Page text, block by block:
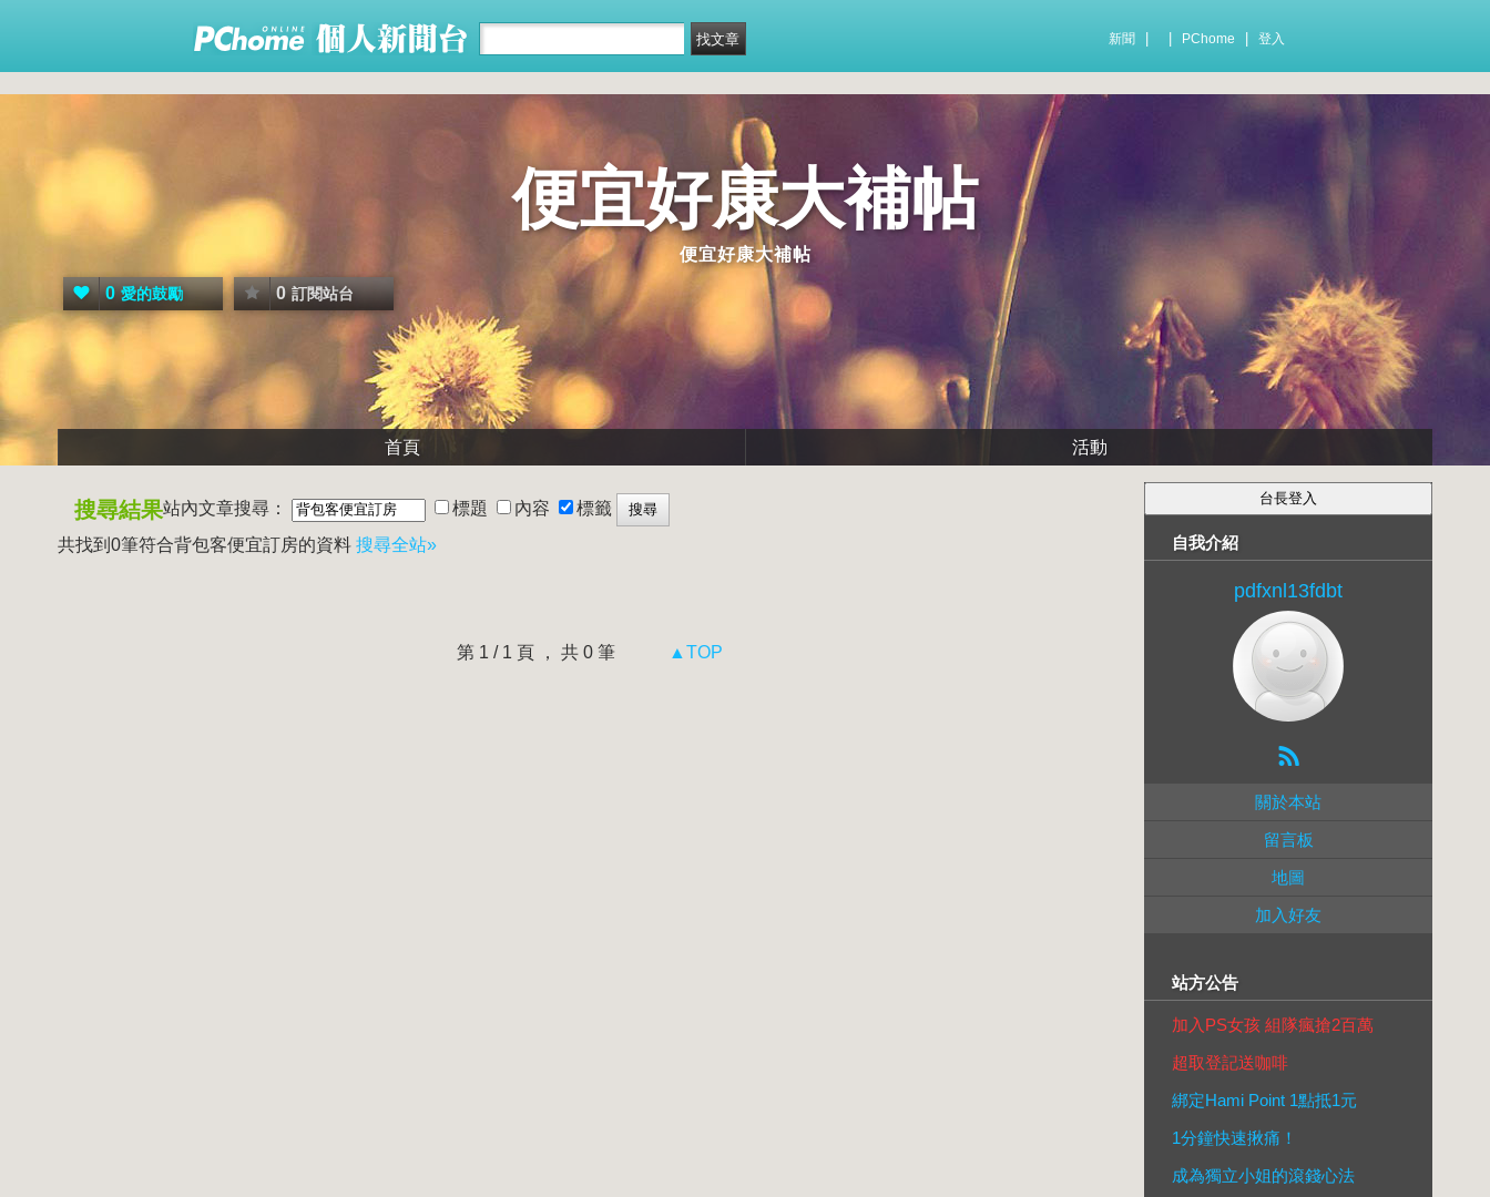
新聞 PChome 登入
便宜好康大補帖
便宜好康大補帖
0 愛的鼓勵 0 訂閱站台
首頁 活動
搜尋結果站內文章搜尋： 標題 內容
標籤
共找到0筆符合背包客便宜訂房的資料 搜尋全站»
第 1 / 1 頁 ， 共 0 筆 ▲TOP
自我介紹
pdfxnl13fdbt
關於本站
留言板
地圖
加入好友
站方公告
加入PS女孩 組隊瘋搶2百萬
超取登記送咖啡
綁定Hami Point 1點抵1元
1分鐘快速揪痛！
成為獨立小姐的滾錢心法